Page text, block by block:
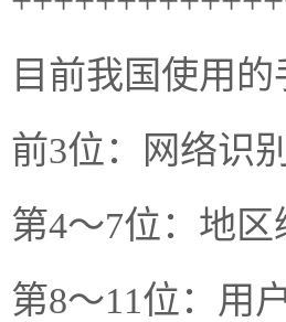
目前我国使用
前3位：网络识
第4～7位：地区
第8～11位：用